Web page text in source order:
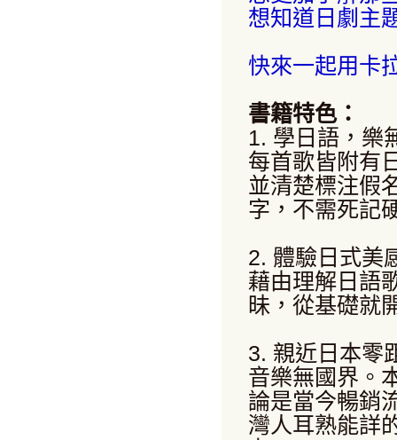
想知道日劇主
快來一起用卡
書籍特色：
1. 學日語，樂
每首歌皆附有
並清楚標注假
字，不需死記
2. 體驗日式美
藉由理解日語
昧，從基礎就
3. 親近日本零
音樂無國界。
論是當今暢銷
灣人耳熟能詳